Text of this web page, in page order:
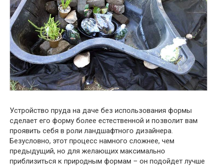
Устройство пруда на даче без использования формы
сделает его форму более естественной и позволит вам
проявить себя в роли ландшафтного дизайнера.
Безусловно, этот процесс намного сложнее, чем
предыдущий, но для желающих максимально
приблизиться к природным формам – он подойдет лучше